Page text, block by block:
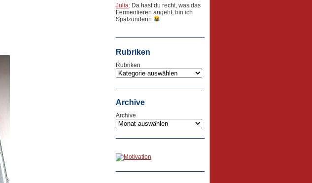
Julia: Da hast du recht, was das
Fermentieren angeht, bin ich
Spätzünderin
Rubriken
Rubriken
Archive
Archive